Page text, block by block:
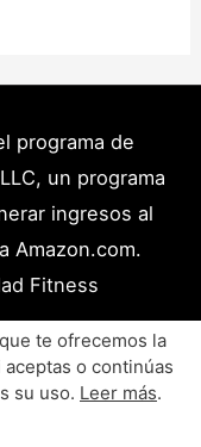
programa de
un programa
ingresos al
Amazon.com.
Fitness
y Condiciones
Artículos
te ofrecemos la
o continúas
su uso. Leer más.